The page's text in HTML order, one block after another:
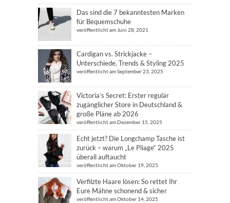
Das sind die 7 bekanntesten Marken
für Bequemschuhe
veröffentlicht am Juni 28, 2021
Cardigan vs. Strickjacke –
Unterschiede, Trends & Styling 2025
veröffentlicht am September 23, 2025
Victoria’s Secret: Erster regulär
zugänglicher Store in Deutschland &
große Pläne ab 2026
veröffentlicht am Dezember 15, 2025
Echt jetzt? Die Longchamp Tasche ist
zurück – warum „Le Pliage“ 2025
überall auftaucht
veröffentlicht am Oktober 19, 2025
Verfilzte Haare lösen: So rettet Ihr
Eure Mähne schonend & sicher
veröffentlicht am Oktober 14, 2025